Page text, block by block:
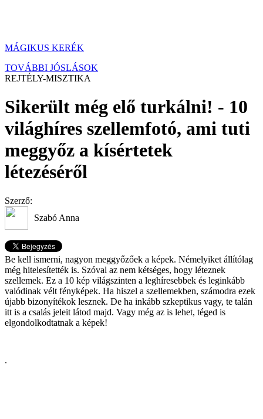
MÁGIKUS KERÉK
TOVÁBBI JÓSLÁSOK
REJTÉLY-MISZTIKA
Sikerült még elő turkálni! - 10
világhíres szellemfotó, ami tuti
meggyőz a kísértetek
létezéséről
Szerző:
Szabó Anna
Be kell ismerni, nagyon meggyőzőek a képek. Némelyiket állítólag
még hitelesítették is. Szóval az nem kétséges, hogy léteznek
szellemek. Ez a 10 kép világszinten a leghíresebbek és leginkább
valódinak vélt fényképek. Ha hiszel a szellemekben, számodra ezek
újabb bizonyítékok lesznek. De ha inkább szkeptikus vagy, te talán
itt is a csalás jeleit látod majd. Vagy még az is lehet, téged is
elgondolkodtatnak a képek!
.